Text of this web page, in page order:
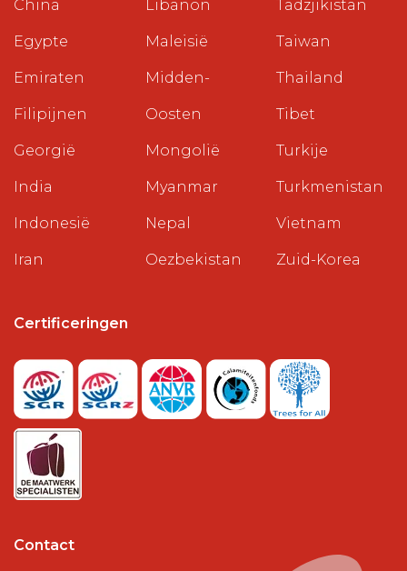
China
Egypte
Emiraten
Filipijnen
Georgië
India
Indonesië
Iran
Libanon
Maleisië
Midden-
Oosten
Mongolië
Myanmar
Nepal
Oezbekistan
Tadzjikistan
Taiwan
Thailand
Tibet
Turkije
Turkmenistan
Vietnam
Zuid-Korea
Certificeringen
Contact